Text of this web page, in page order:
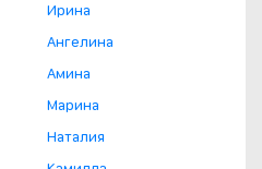
Ирина
Ангелина
Амина
Марина
Наталия